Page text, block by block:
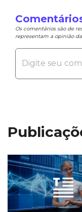
Os comentários são de
representam a opinião da